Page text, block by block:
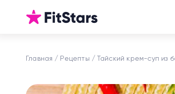
Главная Рецепты Тайский крем-суп из